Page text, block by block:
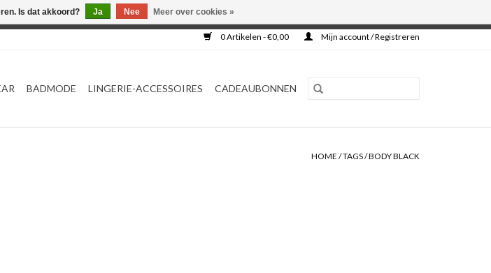
0 Artikelen - €0,00 Mijn account / Registreren
BADMODE LINGERIE-ACCESSOIRES CADEAUBONNEN
HOME /TAGS/BODY BLACK
Is dat akkoord? Ja Nee Meer over cookies »
met EU maten. .